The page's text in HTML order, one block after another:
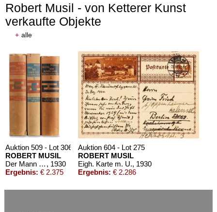
Auktion 610 - Lot 426000319
J. ROWLING
, 1998
Schätzpreis:€ 1.800
Robert Musil - von Ketterer Kunst
verkaufte Objekte
+ alle
Auktion 509 - Lot 306
ROBERT MUSIL
Der Mann ohne Eigenschaften. 3 Bände + 1 Beigabe , 1930
Ergebnis: € 2.375
Auktion 604 - Lot 275
ROBERT MUSIL
Eigh. Karte m. U., 1930
Ergebnis: € 2.286